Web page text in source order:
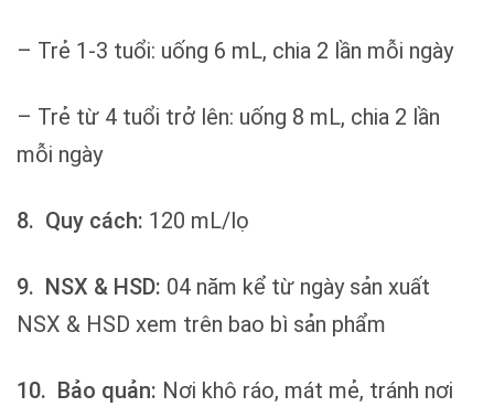
– Trẻ 1-3 tuổi: uống 6 mL, chia 2 lần mỗi ngày
– Trẻ từ 4 tuổi trở lên: uống 8 mL, chia 2 lần
mỗi ngày
8. Quy cách: 120 mL/lọ
9. NSX & HSD: 04 năm kể từ ngày sản xuất
NSX & HSD xem trên bao bì sản phẩm
10. Bảo quản: Nơi khô ráo, mát mẻ, tránh nơi